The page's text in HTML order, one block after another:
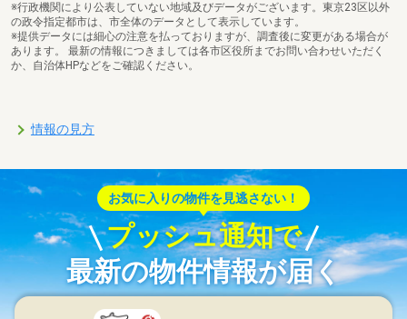
※行政機関により公表していない地域及びデータがございます。東京23区以外
の政令指定都市は、市全体のデータとして表示しています。
※提供データには細心の注意を払っておりますが、調査後に変更がある場合が
あります。 最新の情報につきましては各市区役所までお問い合わせいただく
か、自治体HPなどをご確認ください。
情報の見方
お気に入りの物件を見逃さない！
プッシュ通知で
最新の物件情報が届く